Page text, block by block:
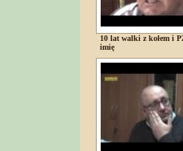
10 lat walki z kołem i
imię